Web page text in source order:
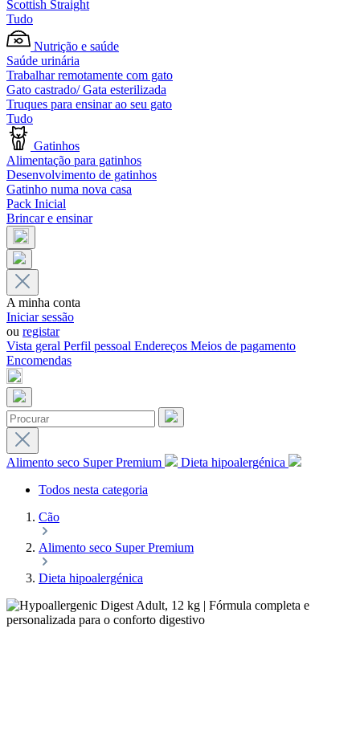
Scottish Straight
Tudo
Nutrição e saúde
Saúde urinária
Trabalhar remotamente com gato
Gato castrado/ Gata esterilizada
Truques para ensinar ao seu gato
Tudo
Gatinhos
Alimentação para gatinhos
Desenvolvimento de gatinhos
Gatinho numa nova casa
Pack Inicial
Brincar e ensinar
A minha conta
Iniciar sessão
ou registar
Vista geral Perfil pessoal Endereços Meios de pagamento
Encomendas
Alimento seco Super Premium
Dieta hipoalergénica
Todos nesta categoria
Cão
Alimento seco Super Premium
Dieta hipoalergénica